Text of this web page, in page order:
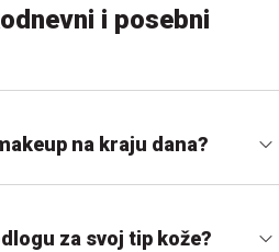
i posebni
na kraju dana?
za svoj tip kože?